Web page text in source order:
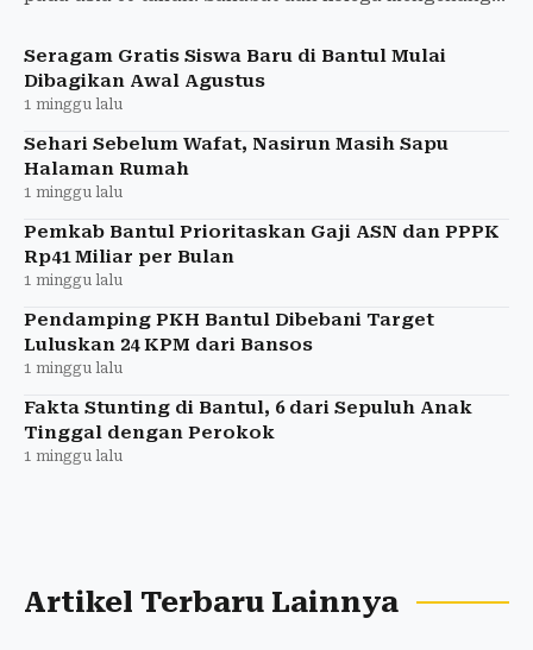
ditingga
Seragam Gratis Siswa Baru di Bantul Mulai
Dibagikan Awal Agustus
1 minggu lalu
Sehari Sebelum Wafat, Nasirun Masih Sapu
Halaman Rumah
1 minggu lalu
Pemkab Bantul Prioritaskan Gaji ASN dan PPPK
Rp41 Miliar per Bulan
1 minggu lalu
Pendamping PKH Bantul Dibebani Target
Luluskan 24 KPM dari Bansos
1 minggu lalu
Fakta Stunting di Bantul, 6 dari Sepuluh Anak
Tinggal dengan Perokok
1 minggu lalu
Artikel Terbaru Lainnya